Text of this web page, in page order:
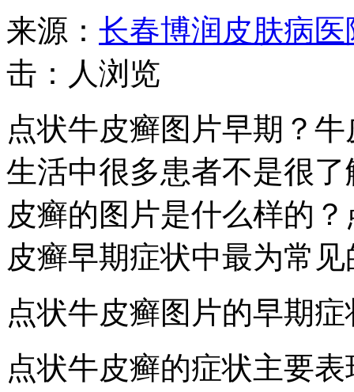
来源： 长春博润皮肤病医
击： 人浏览
点状牛皮癣图片早期？
生活中很多患者不是很
皮癣的图片是什么样的
皮癣早期症状中最为常
点状牛皮癣图片的早期症
点状牛皮癣的症状主要